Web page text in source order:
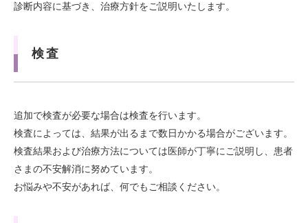
診断内容に基づき、治療方針をご説明いたします。
検査
追加で検査が必要な場合は検査を行います。
検査によっては、結果が出るまで数日かかる場合がございます。
検査結果および治療方法については医師が丁寧にご説明し、患者
さまの不安解消に努めています。
お悩みや不安があれば、何でもご相談ください。